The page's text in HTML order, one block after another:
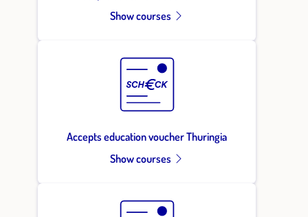
Show courses
Accepts education voucher Thuringia
Show courses